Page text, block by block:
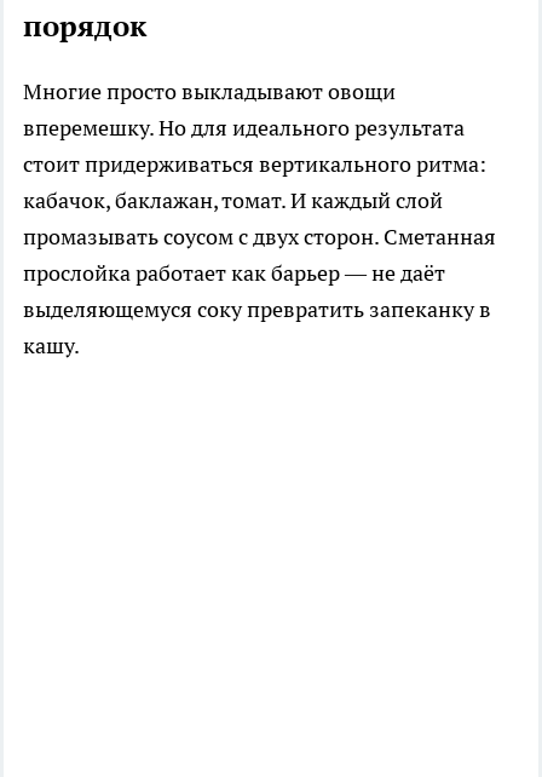
порядок
Многие просто выкладывают овощи
вперемешку. Но для идеального результата
стоит придерживаться вертикального ритма:
кабачок, баклажан, томат. И каждый слой
промазывать соусом с двух сторон. Сметанная
прослойка работает как барьер — не даёт
выделяющемуся соку превратить запеканку в
кашу.